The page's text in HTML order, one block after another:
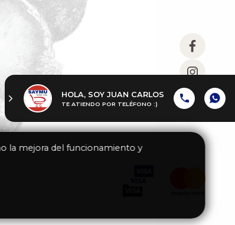
HOLA, SOY JUAN CARLOS
TE ATIENDO POR TELÉFONO :)
la mejora del funcionamiento y